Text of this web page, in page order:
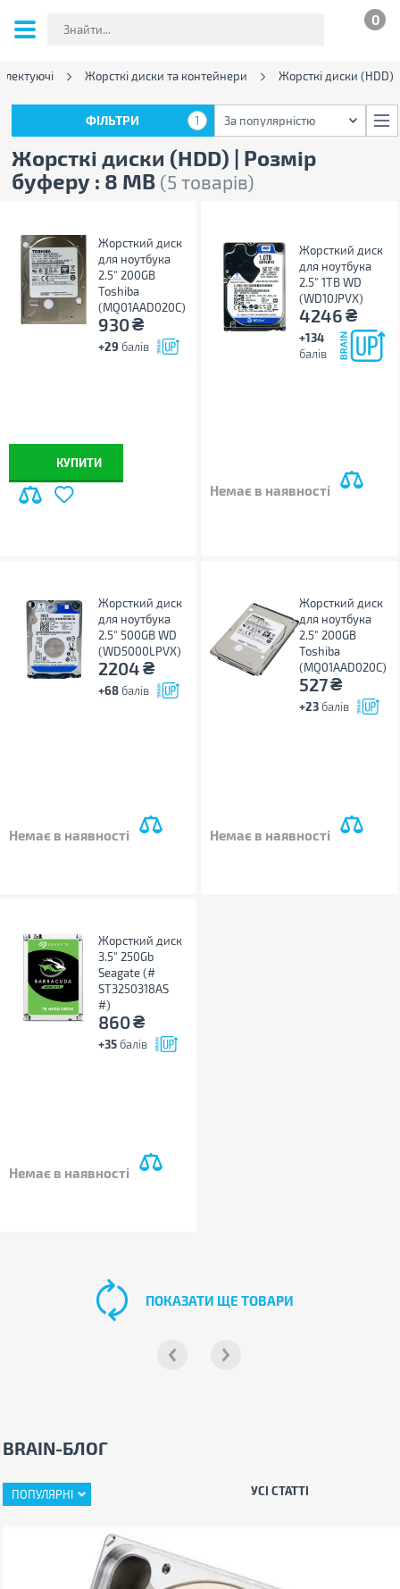
0
Жорсткі диски та контейнери Жорсткі диски (HDD)
Жорсткі диски (HDD) | Розмір
буферу : 8 MB (5 товарів)
ФІЛЬТРИ 1 За популярністю
Жорсткий диск
для ноутбука
2.5" 200GB
Toshiba
(MQ01AAD020C)
930₴
+29 балів
КУПИТИ
Жорсткий диск
для ноутбука
2.5" 1TB WD
(WD10JPVX)
4246₴
+134
балів
Немає в наявності
Жорсткий диск
для ноутбука
2.5" 500GB WD
(WD5000LPVX)
2204₴
+68 балів
Немає в наявності
Жорсткий диск
для ноутбука
2.5" 200GB
Toshiba
(MQ01AAD020C)
527₴
+23 балів
Немає в наявності
Жорсткий диск
3.5" 250Gb
Seagate (#
ST3250318AS
#)
860₴
+35 балів
Немає в наявності
ПОКАЗАТИ ЩЕ ТОВАРИ
BRAIN-БЛОГ
ПОПУЛЯРНІ УСІ СТАТТІ
ФІЛЬТРИ 1 За популярністю